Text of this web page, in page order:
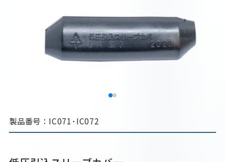
製品番号：IC071･IC072